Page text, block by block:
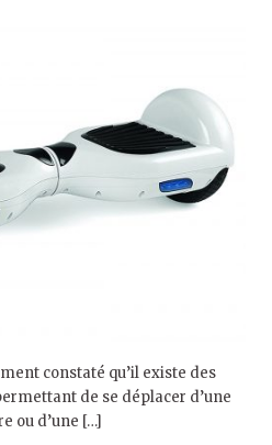
constaté qu’il existe des
de se déplacer d’une
ou d’une […]